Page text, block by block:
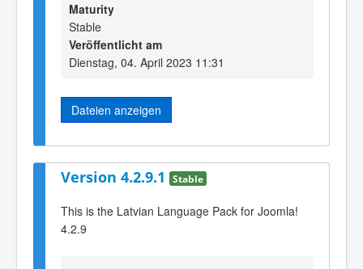
Maturity
Stable
Veröffentlicht am
Dienstag, 04. April 2023 11:31
Dateien anzeigen
Version 4.2.9.1 Stable
This is the Latvian Language Pack for Joomla!
4.2.9